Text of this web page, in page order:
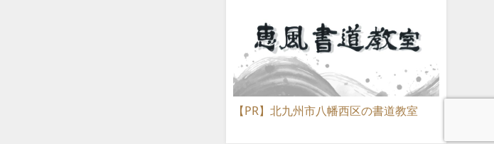
【PR】北九州市八幡西区の書道教室